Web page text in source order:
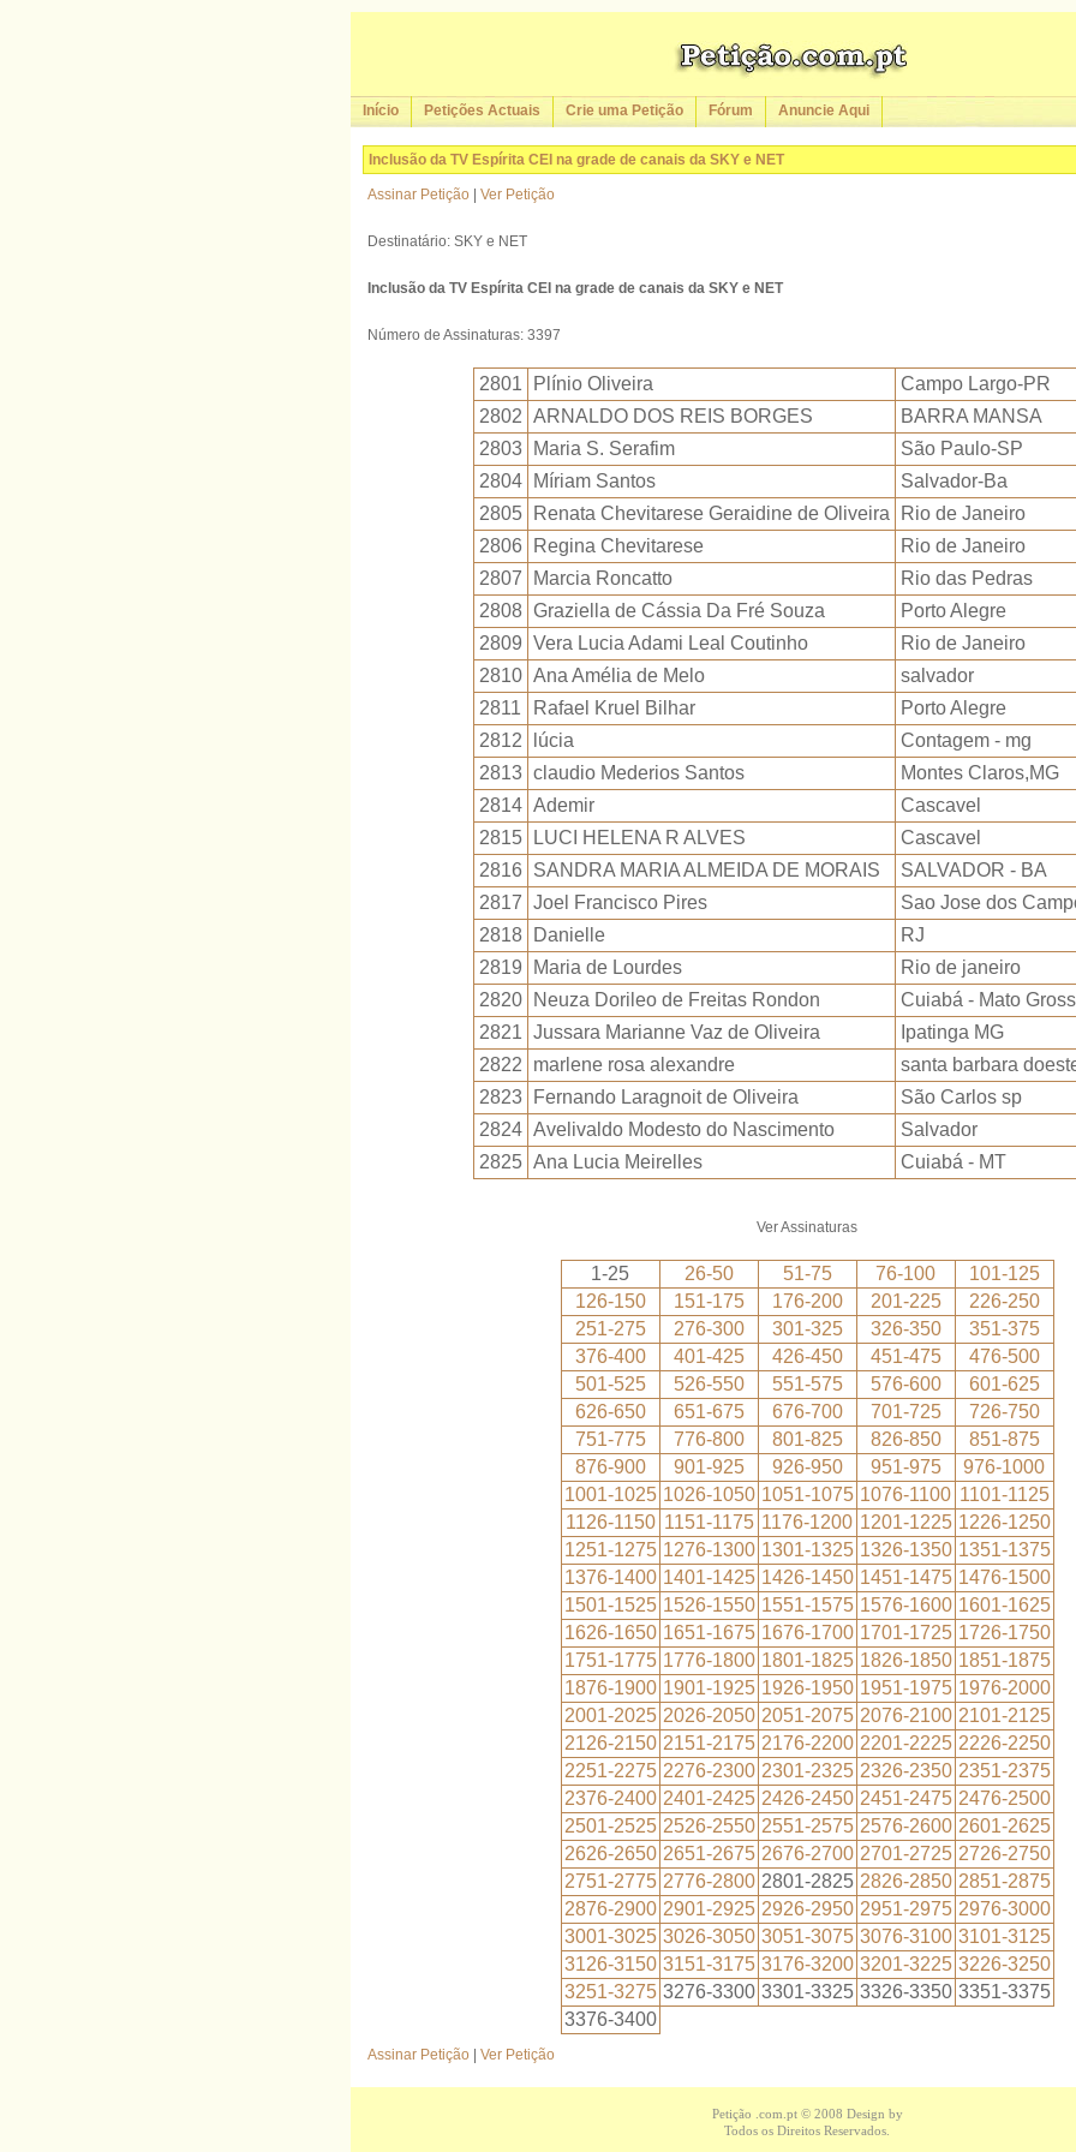
Início Petições Actuais Crie uma Petição Fórum Anuncie Aqui
Inclusão da TV Espírita CEI na grade de canais da SKY e NET
Assinar Petição Ver Petição
Destinatário: SKY e NET
Inclusão da TV Espírita CEI na grade de canais da SKY e NET
Número de Assinaturas: 3397
2801 Plínio Oliveira
Campo Largo-PR
2802 ARNALDO DOS REIS BORGES
BARRA MANSA
2803
Maria S. Serafim
São Paulo-SP
2804
Míriam Santos
Salvador-Ba
2805
Renata Chevitarese Geraidine de Oliveira
Rio de Janeiro
2806
Regina Chevitarese
Rio de Janeiro
2807
Marcia Roncatto
Rio das Pedras
2808 Graziella de Cássia Da Fré Souza
Porto Alegre
2809 Vera Lucia Adami Leal Coutinho
Rio de Janeiro
2810 Ana Amélia de Melo
salvador
2811
Rafael Kruel Bilhar
Porto Alegre
2812
lúcia
Contagem - mg
2813 claudio Mederios Santos
Montes Claros,MG
2814 Ademir
Cascavel
2815
LUCI HELENA R ALVES
Cascavel
2816
SANDRA MARIA ALMEIDA DE MORAIS
SALVADOR - BA
2817 Joel Francisco Pires
Sao Jose dos
2818
Danielle
RJ
2819
Maria de Lourdes
Rio de janeiro
2820
Neuza Dorileo de Freitas Rondon
Cuiabá - Mato
2821 Jussara Marianne Vaz de Oliveira
Ipatinga MG
2822
marlene rosa alexandre
santa barbara
2823
Fernando Laragnoit de Oliveira
São Carlos sp
2824 Avelivaldo Modesto do Nascimento
Salvador
2825 Ana Lucia Meirelles Cuiabá - MT
Ver Assinaturas
1-25 26-50 51-75 76-100
101-125
126-150
151-175 176-200 201-225
226-250
251-275
276-300 301-325 326-350
351-375
376-400
401-425 426-450 451-475
476-500
501-525
526-550 551-575 576-600
601-625
626-650
651-675 676-700 701-725
726-750
751-775
776-800 801-825 826-850
851-875
876-900
901-925 926-950 951-975
976-1000
1001-1025 1026-1050 1051-1075 1076-1100 1101-1125
1126-1150 1151-1175 1176-1200 1201-1225 1226-1250
1251-1275 1276-1300 1301-1325 1326-1350 1351-1375
1376-1400 1401-1425 1426-1450 1451-1475 1476-1500
1501-1525 1526-1550 1551-1575 1576-1600 1601-1625
1626-1650 1651-1675 1676-1700 1701-1725 1726-1750
1751-1775 1776-1800 1801-1825 1826-1850 1851-1875
1876-1900 1901-1925 1926-1950 1951-1975 1976-2000
2001-2025 2026-2050 2051-2075 2076-2100 2101-2125
2126-2150 2151-2175 2176-2200 2201-2225 2226-2250
2251-2275 2276-2300 2301-2325 2326-2350 2351-2375
2376-2400 2401-2425 2426-2450 2451-2475 2476-2500
2501-2525 2526-2550 2551-2575 2576-2600 2601-2625
2626-2650 2651-2675 2676-2700 2701-2725 2726-2750
2751-2775 2776-2800 2801-2825 2826-2850 2851-2875
2876-2900 2901-2925 2926-2950 2951-2975 2976-3000
3001-3025 3026-3050 3051-3075 3076-3100 3101-3125
3126-3150 3151-3175 3176-3200 3201-3225 3226-3250
3251-3275 3276-3300 3301-3325 3326-3350 3351-3375
3376-3400
Assinar Petição Ver Petição
Petição .com.pt© 2008 Design by
Todos os Direitos Reservados.